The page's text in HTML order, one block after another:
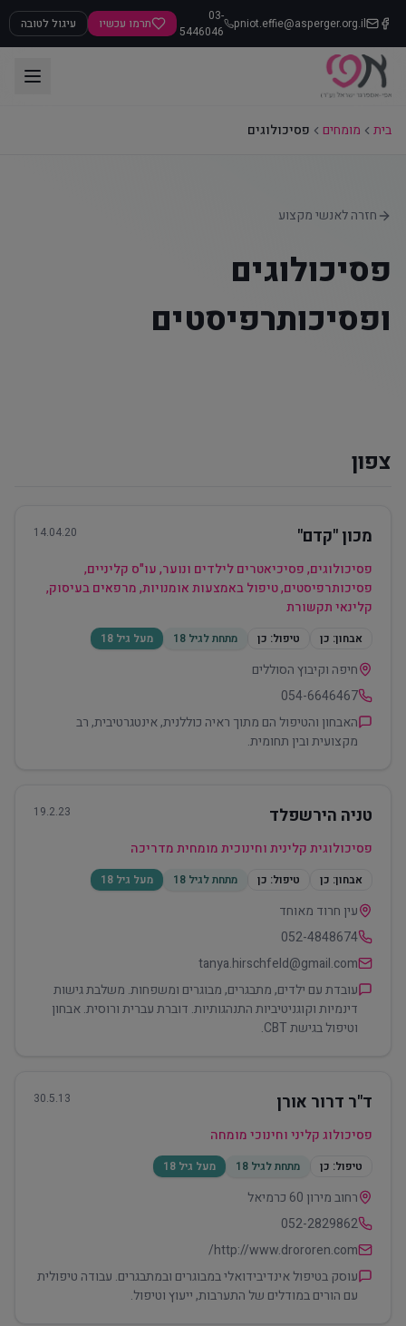
pniot.effie@asperger.org.il
03-
5446046
תרמו עכשיו עיגול לטובה
בית מומחים פסיכולוגים
חזרה לאנשי מקצוע
פסיכולוגים
ופסיכותרפיסטים
צפון
מכון "קדם" 14.04.20
פסיכולוגים, פסיכיאטרים לילדים ונוער, עו"ס קליניים,
פסיכותרפיסטים, טיפול באמצעות אומנויות, מרפאים בעיסוק,
קלינאי תקשורת
אבחון: כן טיפול: כן מתחת לגיל 18 מעל גיל 18
חיפה וקיבוץ הסוללים
054-6646467
האבחון והטיפול הם מתוך ראיה כוללנית, אינטגרטיבית, רב
מקצועית ובין תחומית.
טניה הירשפלד 19.2.23
פסיכולוגית קלינית וחינוכית מומחית מדריכה
אבחון: כן טיפול: כן מתחת לגיל 18 מעל גיל 18
עין חרוד מאוחד
052-4848674
tanya.hirschfeld@gmail.com
עובדת עם ילדים, מתבגרים, מבוגרים ומשפחות. משלבת גישות
דינמיות וקוגניטיביות התנהגותיות. דוברת עברית ורוסית. אבחון
וטיפול בגישת CBT.
ד"ר דרור אורן 30.5.13
פסיכולוג קליני וחינוכי מומחה
טיפול: כן מתחת לגיל 18 מעל גיל 18
רחוב מירון 60 כרמיאל
052-2829862
http://www.drororen.com/
עוסק בטיפול אינדיבידואלי במבוגרים ובמתבגרים. עבודה טיפולית
עם הורים במודלים של התערבות, ייעוץ וטיפול.